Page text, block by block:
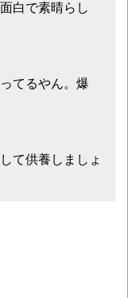
白で素晴らし
てるやん。爆
て供養しましょ